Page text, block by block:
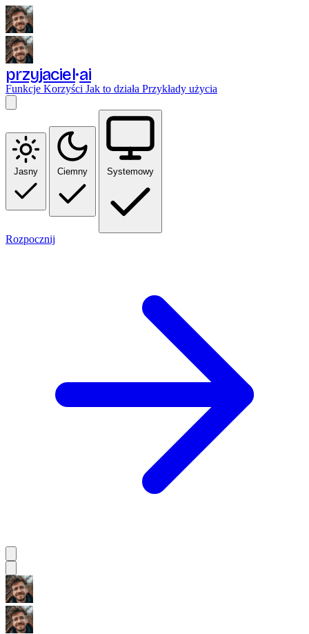
przyjaciel ai
Funkcje Korzyści Jak to działa Przykłady użycia
Jasny Ciemny Systemowy
Rozpocznij